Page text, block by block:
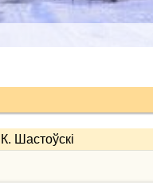
Шастоўскі